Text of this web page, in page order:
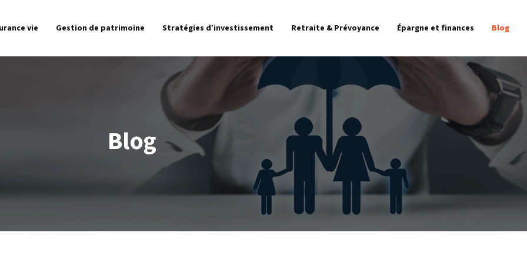
vie Gestion de patrimoine Stratégies d’investissement Retraite & Prévoyance Épargne et finances Blog
Blog